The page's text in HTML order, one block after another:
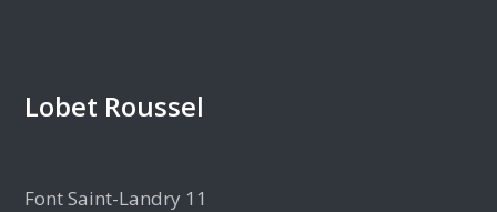
Lobet Roussel
Font Saint-Landry 11